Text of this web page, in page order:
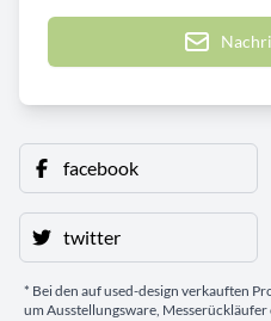
facebook
twitter
* Bei den auf used-design verkauften
um Ausstellungsware,